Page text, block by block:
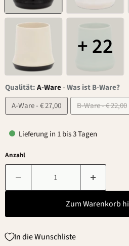
+ 22
Qualität:A-Ware-Was ist B-Ware?
A-Ware - € 27,00
B-Ware - € 22,00
Lieferung in 1 bis 3 Tagen
Anzahl
Zum Warenkorb
In die Wunschliste